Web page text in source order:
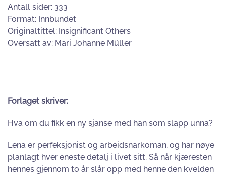
Antall sider: 333
Format: Innbundet
Originaltittel: Insignificant Others
Oversatt av: Mari Johanne Müller
Forlaget skriver:
Hva om du fikk en ny sjanse med han som slapp unna?
Lena er perfeksjonist og arbeidsnarkoman, og har nøye
planlagt hver eneste detalj i livet sitt. Så når kjæresten
hennes gjennom to år slår opp med henne den kvelden